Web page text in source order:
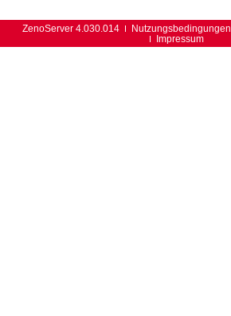
ZenoServer 4.030.014 Nutzungsbedingungen
Impressum